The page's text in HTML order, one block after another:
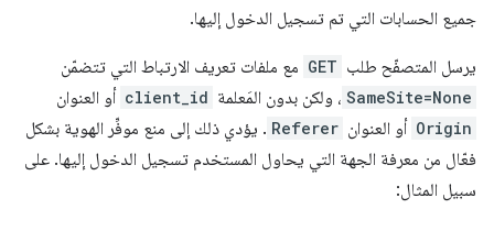
جميع الحسابات التي تم تسجيل الدخول إليها.
يرسل المتصفّح طلب GET مع ملفات تعريف الارتباط التي تتضمّن
SameSite=None ، ولكن بدون المَعلمة client_id أو العنوان
Origin أو العنوان Referer . يؤدي ذلك إلى منع موفِّر الهوية بشكل
فعّال من معرفة الجهة التي يحاول المستخدم تسجيل الدخول إليها. على
سبيل المثال: